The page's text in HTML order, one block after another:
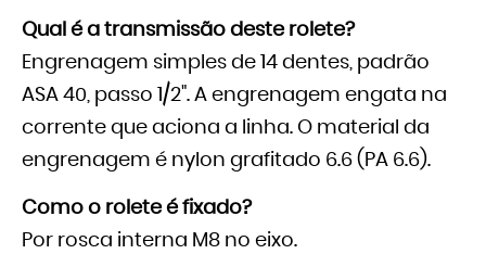
Qual é a transmissão deste rolete?
Engrenagem simples de 14 dentes, padrão
ASA 40, passo 1/2". A engrenagem engata na
corrente que aciona a linha. O material da
engrenagem é nylon grafitado 6.6 (PA 6.6).
Como o rolete é fixado?
Por rosca interna M8 no eixo.